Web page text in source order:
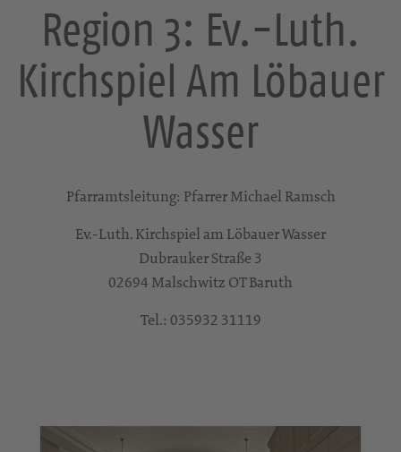
Region 3: Ev.-Luth.
Kirchspiel Am Löbauer
Wasser
Pfarramtsleitung: Pfarrer Michael Ramsch
Ev.-Luth. Kirchspiel am Löbauer Wasser
Dubrauker Straße 3
02694 Malschwitz OT Baruth
Tel.: 035932 31119